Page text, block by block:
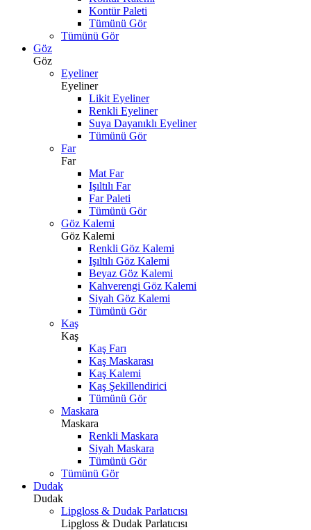
Kontür Paleti
Tümünü Gör
Tümünü Gör
Göz
Göz
Eyeliner
Eyeliner
Likit Eyeliner
Renkli Eyeliner
Suya Dayanıklı Eyeliner
Tümünü Gör
Far
Far
Mat Far
Işıltılı Far
Far Paleti
Tümünü Gör
Göz Kalemi
Göz Kalemi
Renkli Göz Kalemi
Işıltılı Göz Kalemi
Beyaz Göz Kalemi
Kahverengi Göz Kalemi
Siyah Göz Kalemi
Tümünü Gör
Kaş
Kaş
Kaş Farı
Kaş Maskarası
Kaş Kalemi
Kaş Şekillendirici
Tümünü Gör
Maskara
Maskara
Renkli Maskara
Siyah Maskara
Tümünü Gör
Tümünü Gör
Dudak
Dudak
Lipgloss & Dudak Parlatıcısı
Lipgloss & Dudak Parlatıcısı